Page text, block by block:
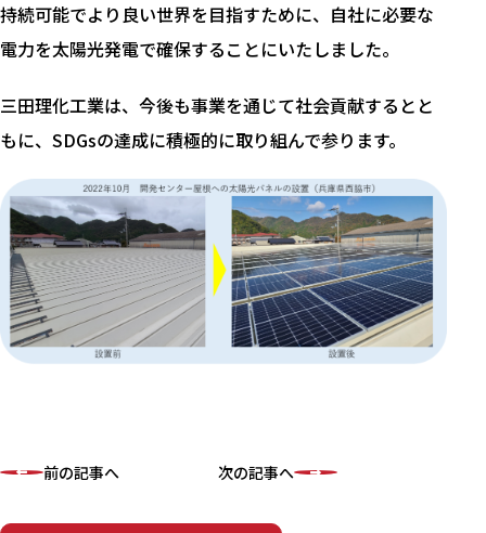
持続可能でより良い世界を目指すために、自社に必要な
電力を太陽光発電で確保することにいたしました。
三田理化工業は、今後も事業を通じて社会貢献するとと
もに、SDGsの達成に積極的に取り組んで参ります。
前の記事へ 次の記事へ